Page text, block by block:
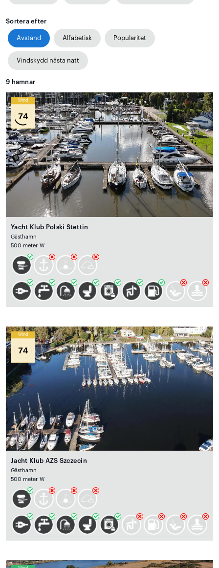
Sortera efter
Avstånd Alfabetisk Popularitet
Vindskydd nästa natt
9 hamnar
Wind
74
Yacht Klub Polski Stettin
Gästhamn
500 meter W
Wind
74
Jacht Klub AZS Szczecin
Gästhamn
500 meter W